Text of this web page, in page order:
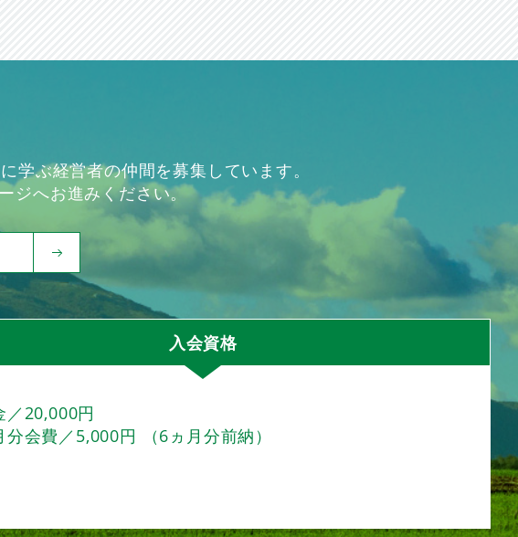
学ぶ経営者の仲間を募集しています。
ジへお進みください。
入会資格
／20,000円
会費／5,000円 （6ヵ月分前納）